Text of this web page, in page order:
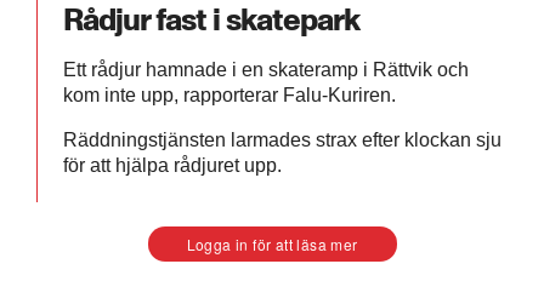
Rådjur fast i skatepark
Ett rådjur hamnade i en skateramp i Rättvik och
kom inte upp, rapporterar Falu-Kuriren.
Räddningstjänsten larmades strax efter klockan sju
för att hjälpa rådjuret upp.
Logga in för att läsa mer